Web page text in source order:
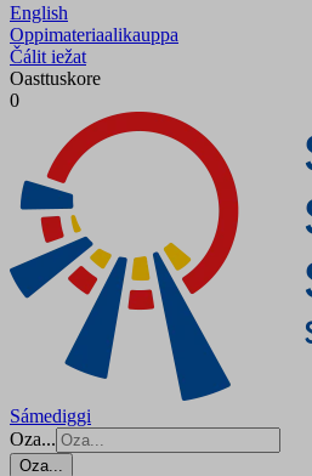
English
Oppimateriaalikauppa
Čálit iežat
Oasttuskore
0
Sámediggi
Oza...
Oza...